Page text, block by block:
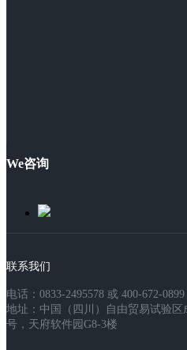
We咨询
联系我们
电话：0833-2495578 或 400-672-0899
地址：中国（四川）自由贸易试验
号，天府软件园G8-3楼